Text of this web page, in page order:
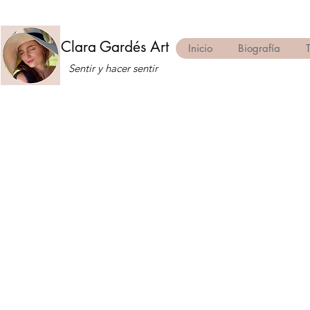
Inicio Biografía
Clara Gardés Art
Sentir y hacer sentir